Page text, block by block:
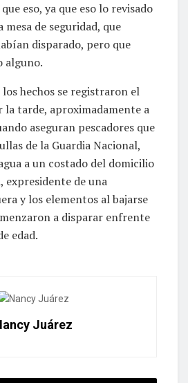
eso, ya que eso lo revisado
mesa de seguridad, que
disparado, pero que
alguno.
los hechos se registraron el
la tarde, aproximadamente a
aseguran pescadores que
de la Guardia Nacional,
a un costado del domicilio
expresidente de una
y los elementos al bajarse
a disparar enfrente
edad.
Juárez